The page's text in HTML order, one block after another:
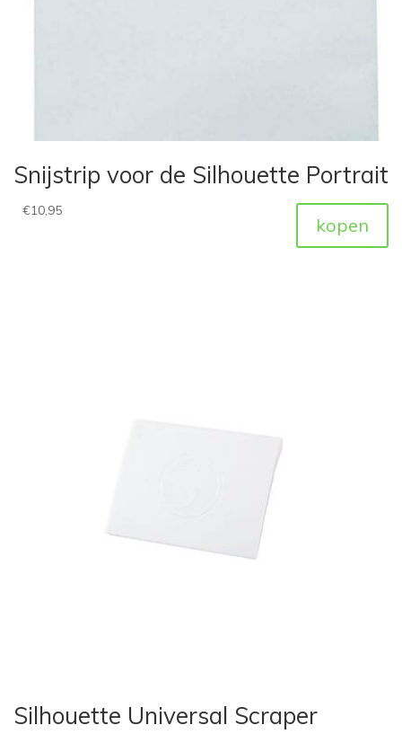
Snijstrip voor de Silhouette Portrait
€10,95
kopen
Silhouette Universal Scraper